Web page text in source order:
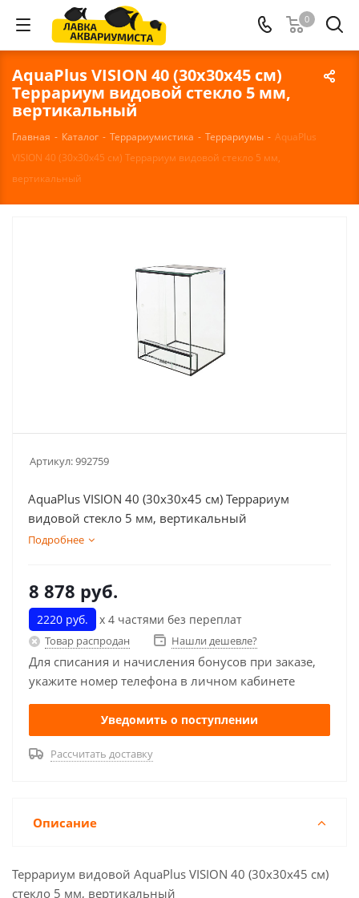
0
AquaPlus VISION 40 (30х30х45 см)
Террариум видовой стекло 5 мм,
вертикальный
Главная - Каталог - Террариумистика - Террариумы - AquaPlus
VISION 40 (30х30х45 см) Террариум видовой стекло 5 мм,
вертикальный
Артикул:992759
AquaPlus VISION 40 (30х30х45 см) Террариум
видовой стекло 5 мм, вертикальный
Подробнее
8 878 руб.
2220 руб. х 4 частями без переплат
Товар распродан Нашли дешевле?
Для списания и начисления бонусов при заказе,
укажите номер телефона в личном кабинете
Уведомить о поступлении
Рассчитать доставку
Описание
Террариум видовой AquaPlus VISION 40 (30х30х45 см)
стекло 5 мм, вертикальный